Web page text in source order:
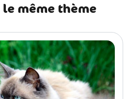
même thème